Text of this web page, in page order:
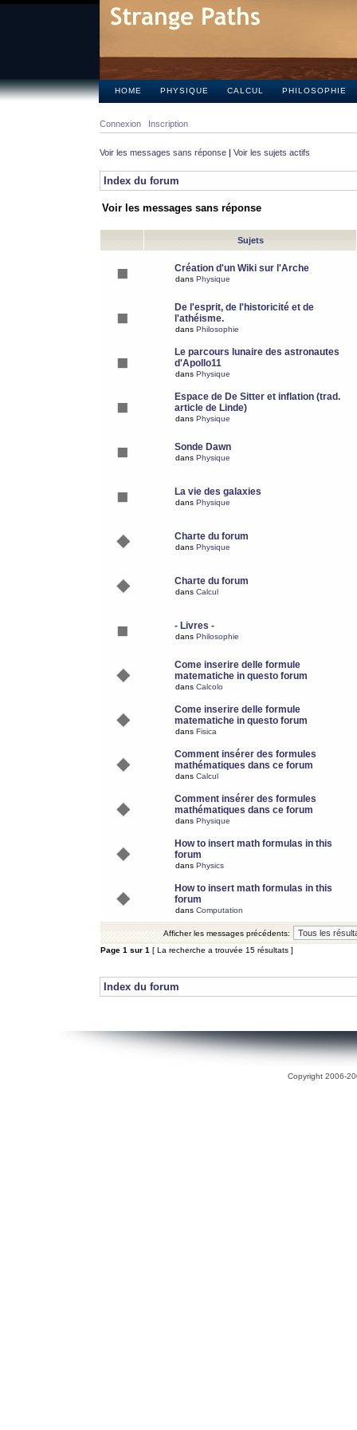
HOME PHYSIQUE CALCUL PHILOSOPHIE
Connexion Inscription
Voir les messages sans réponse | Voir les sujets actifs
Index du forum
Voir les messages sans réponse
Sujets
Création d'un Wiki sur l'Arche
dans Physique
De l'esprit, de l'historicité et de
l'athéisme.
dans Philosophie
Le parcours lunaire des astronautes
d'Apollo11
dans Physique
Espace de De Sitter et inflation (trad.
article de Linde)
dans Physique
Sonde Dawn
dans Physique
La vie des galaxies
dans Physique
Charte du forum
dans Physique
Charte du forum
dans Calcul
- Livres -
dans Philosophie
Come inserire delle formule
matematiche in questo forum
dans Calcolo
Come inserire delle formule
matematiche in questo forum
dans Fisica
Comment insérer des formules
mathématiques dans ce forum
dans Calcul
Comment insérer des formules
mathématiques dans ce forum
dans Physique
How to insert math formulas in this
forum
dans Physics
How to insert math formulas in this
forum
dans Computation
Afficher les messages précédents:
Page 1 sur 1 [ La recherche a trouvée 15 résultats ]
Index du forum
Copyright 2006-